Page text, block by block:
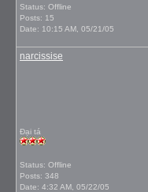
Status: Offline
Posts: 15
Date: 10:15 AM, 05/21/05
narcissise
Đại tá
Status: Offline
Posts: 348
Date: 4:32 AM, 05/22/05